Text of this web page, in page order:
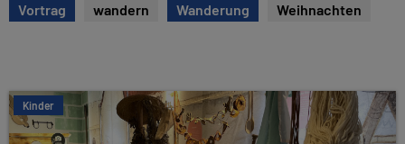
Vortrag wandern Wanderung Weihnachten
Kinder